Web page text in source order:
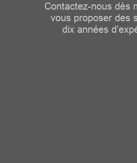
Contactez-nous dès
vous proposer des
dix années